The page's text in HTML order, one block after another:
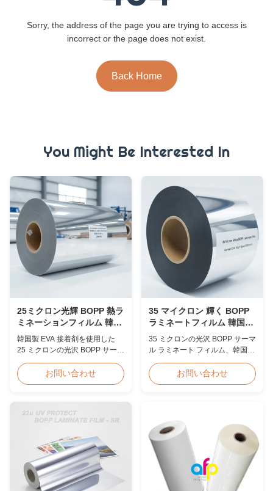
Sorry, the address of the page you are trying to access is
incorrect or the page does not exist.
Back Home
You Might Be Interested In
25ミクロン光輝 BOPP 熱ラ
ミネーションフィルム 韓国
製 EVA 2200mm
韓国製 EVA 接着剤を使用した
25 ミクロンの光沢 BOPP サーマ
2200 mm、高引張強度 ≥150
MPa、透き通った透明性で文書
お問い合わせ
35 マイクロン 輝く BOPP
ラミネートフィルム 韓国製
EVA 高速 60m/min
35 ミクロンの光沢 BOPP サーマ
ル ラミネート フィルム、韓国製
2200 mm、ラミネート速度 60
m/min、光学的透明度 92%、大
お問い合わせ